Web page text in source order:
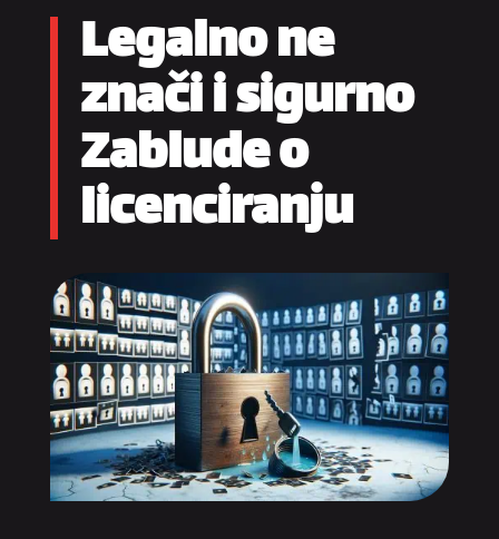
Legalno ne
znači i sigurno
Zablude o
licenciranju